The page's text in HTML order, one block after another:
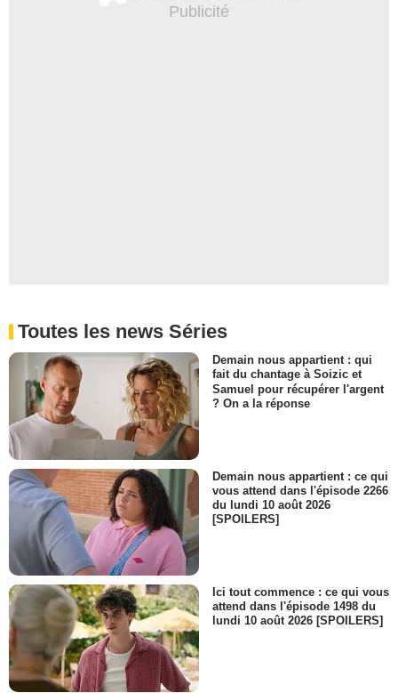
Toutes les news Séries
Demain nous appartient : qui
fait du chantage à Soizic et
Samuel pour récupérer l'argent
? On a la réponse
Demain nous appartient : ce qui
vous attend dans l'épisode 2266
du lundi 10 août 2026
[SPOILERS]
Ici tout commence : ce qui vous
attend dans l'épisode 1498 du
lundi 10 août 2026 [SPOILERS]